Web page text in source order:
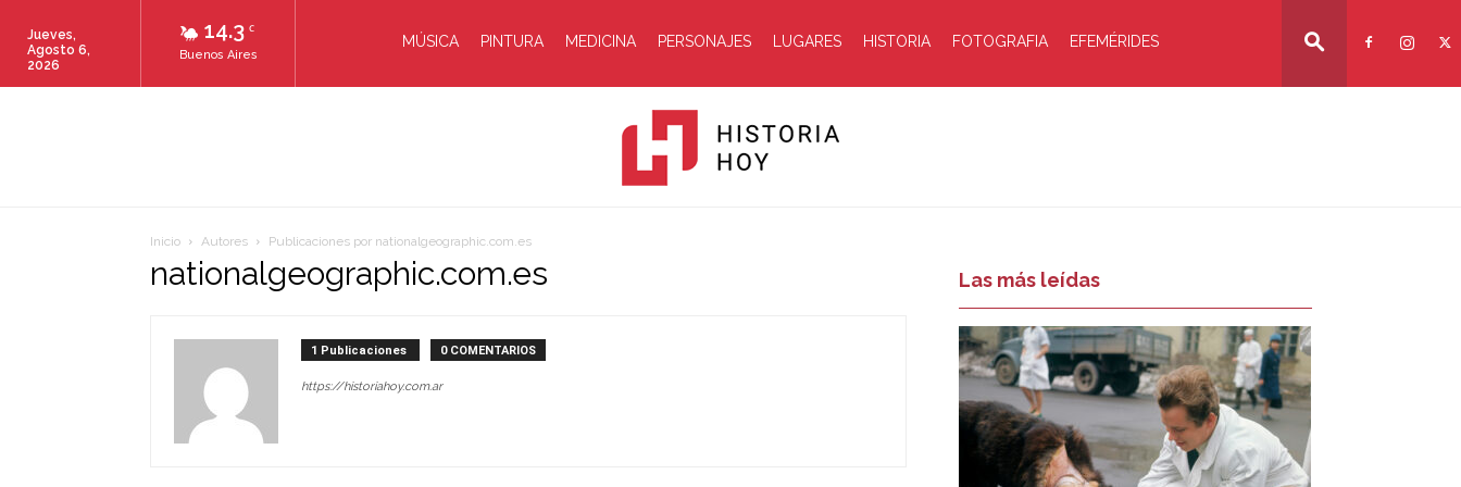
14.3 C
Buenos Aires
Jueves,
Agosto 6,
2026
MÚSICA PINTURA MEDICINA PERSONAJES LUGARES HISTORIA FOTOGRAFIA EFEMÉRIDES
Inicio Autores Publicaciones por nationalgeographic.com.es
nationalgeographic.com.es
1 Publicaciones 0 COMENTARIOS
https://historiahoy.com.ar
Las más leídas